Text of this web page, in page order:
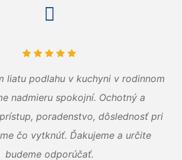
liatu podlahu v kuchyni v rodinnom
nadmieru spokojní. Ochotný a
poradenstvo, dôslednosť pri
čo vytknúť. Ďakujeme a určite
budeme odporúčať.